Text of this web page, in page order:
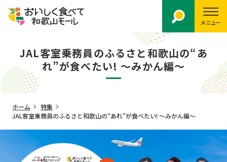
メニュー
JAL客室乗務員のふるさと和歌山の“あ
れ”が食べたい! 〜みかん編〜
ホーム
特集
JAL客室乗務員のふるさと和歌山の“あれ”が食べたい! 〜みかん編〜